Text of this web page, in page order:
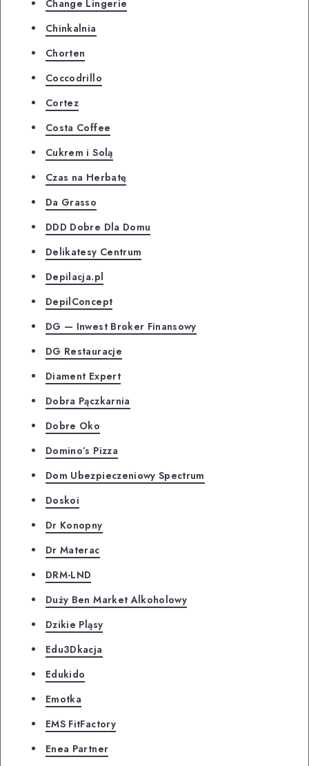
Change Lingerie
Chinkalnia
Chorten
Coccodrillo
Cortez
Costa Coffee
Cukrem i Solą
Czas na Herbatę
Da Grasso
DDD Dobre Dla Domu
Delikatesy Centrum
Depilacja.pl
DepilConcept
DG — Inwest Broker Finansowy
DG Restauracje
Diament Expert
Dobra Pączkarnia
Dobre Oko
Domino’s Pizza
Dom Ubezpieczeniowy Spectrum
Doskoi
Dr Konopny
Dr Materac
DRM-LND
Duży Ben Market Alkoholowy
Dzikie Pląsy
Edu3Dkacja
Edukido
Emotka
EMS FitFactory
Enea Partner